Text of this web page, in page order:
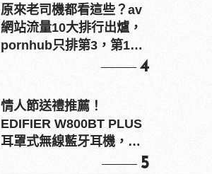
原來老司機都看這些？av
網站流量10大排行出爐，
pornhub只排第3，第1名
4
情人節送禮推薦！
EDIFIER W800BT PLUS
耳罩式無線藍牙耳機，在
5